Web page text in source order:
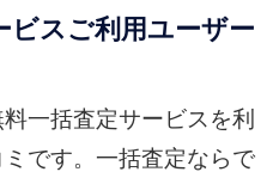
ビスご利用ユーザー
一括査定サービスを利
です。一括査定ならで